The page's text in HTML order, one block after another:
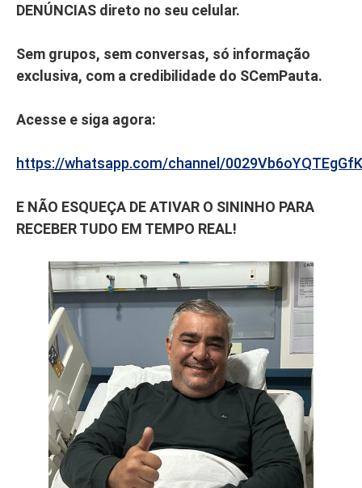
DENÚNCIAS direto no seu celular.
Sem grupos, sem conversas, só informação
exclusiva, com a credibilidade do SCemPauta.
Acesse e siga agora:
https://whatsapp.com/channel/
E NÃO ESQUEÇA DE ATIVAR O SININHO PARA
RECEBER TUDO EM TEMPO REAL!